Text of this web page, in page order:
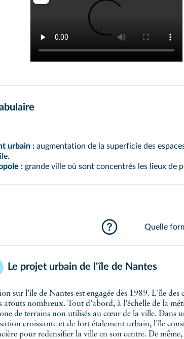
urbain : augmentation de la superficie des
: grande ville où sont concentrés les lieux de
Quelle
Le projet urbain de l'île de Nantes
sur l'île de Nantes est engagée dès 1989. L'île des
atouts nombreux. Tout d'abord, à l'échelle de la
de terrains non utilisés au cœur de la ville. Dans
croissante et de fort étalement urbain, l'île
pour redensifier la ville en son centre. De